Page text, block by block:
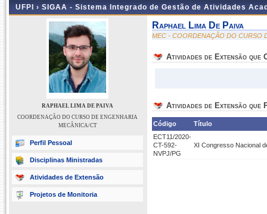
UFPI › SIGAA - Sistema Integrado de Gestão de Atividades
RAPHAEL LIMA DE PAIVA
COORDENAÇÃO DO CURSO DE ENGENHARIA
MECÂNICA/CT
Perfil Pessoal
Disciplinas Ministradas
Atividades de Extensão
Projetos de Monitoria
Raphael Lima De Paiva
MEC - COORDENAÇÃO DO CURSO
Atividades de Extensão que
Atividades de Extensão que
Código
Título
ECT11/2020-
CT-592-
NVPJ/PG
XI Congresso Nacional